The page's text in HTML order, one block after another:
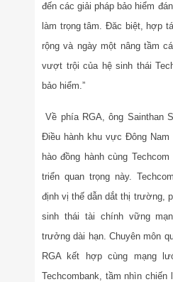
đến các giải pháp bảo hiểm
làm trọng tâm. Đăc biệt, hợp
rộng và ngày một nâng tầm
vượt trội của hệ sinh thái
bảo hiểm.”
Về phía RGA, ông Sainthan
Điều hành khu vực Đông
hào đồng hành cùng
triển quan trọng này.
định vị thế dẫn dắt thị trường,
sinh thái tài chính vững
trưởng dài hạn. Chuyên môn
RGA kết hợp cùng mạng
Techcombank, tầm nhìn